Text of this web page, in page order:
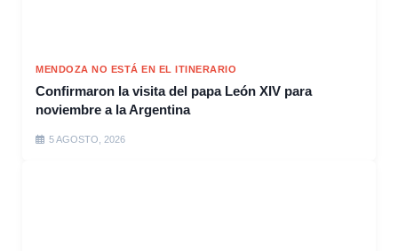
MENDOZA NO ESTÁ EN EL ITINERARIO
Confirmaron la visita del papa León XIV para
noviembre a la Argentina
5 AGOSTO, 2026